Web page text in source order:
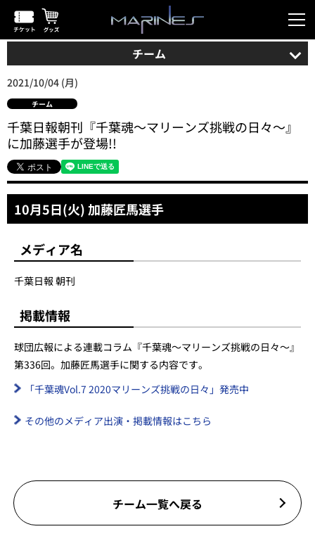
チーム
2021/10/04 (月)
チーム
千葉日報朝刊『千葉魂～マリーンズ挑戦の日々～』
に加藤選手が登場!!
10月5日(火) 加藤匠馬選手
メディア名
千葉日報 朝刊
掲載情報
球団広報による連載コラム『千葉魂～マリーンズ挑戦の日々～』
第336回。加藤匠馬選手に関する内容です。
「千葉魂Vol.7 2020マリーンズ挑戦の日々」発売中
その他のメディア出演・掲載情報はこちら
チーム一覧へ戻る